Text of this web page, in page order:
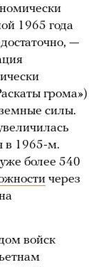
1965 года
—
грома»)
силы.
в 1965-м.
более 540
через
войск